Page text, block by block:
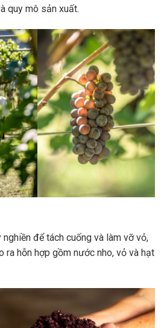
quy mô sản xuất.
để tách cuống và làm vỡ vỏ,
ra hỗn hợp gồm nước nho, vỏ và hạt